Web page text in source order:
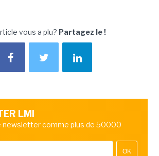
vous a plu? Partagez le !
LMI
newsletter comme plus de 50000
OK